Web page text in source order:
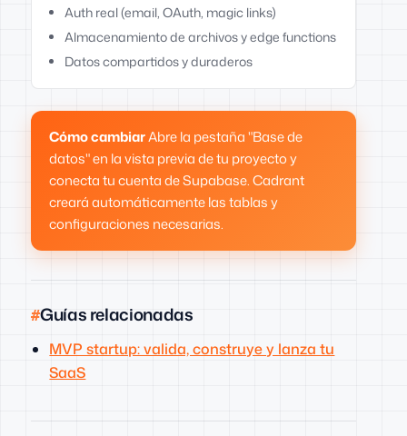
Auth real (email, OAuth, magic links)
Almacenamiento de archivos y edge functions
Datos compartidos y duraderos
Cómo cambiarAbre la pestaña "Base de
datos" en la vista previa de tu proyecto y
conecta tu cuenta de Supabase. Cadrant
creará automáticamente las tablas y
configuraciones necesarias.
Guías relacionadas
MVP startup: valida, construye y lanza tu
SaaS